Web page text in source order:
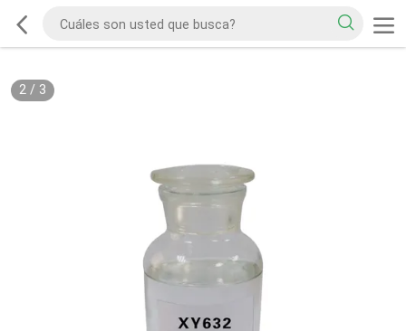
2/ 3